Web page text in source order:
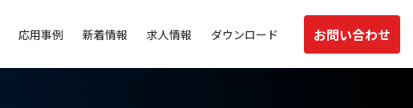
応用事例 新着情報 求人情報 ダウンロード お問い合わせ